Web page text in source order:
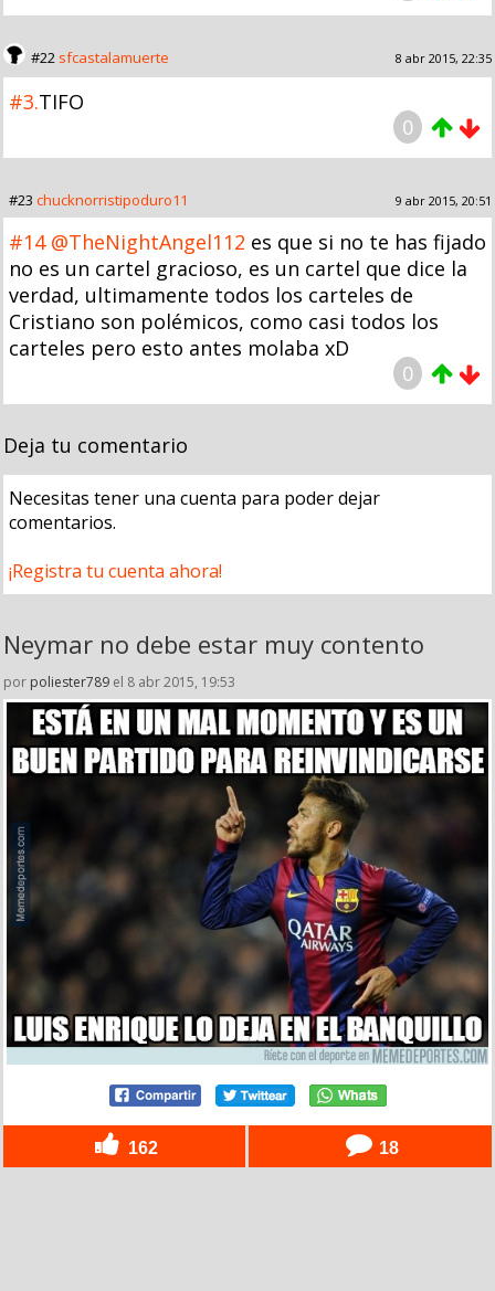
#22 sfcastalamuerte 8 abr 2015, 22:35
#3.TIFO
0
#23 chucknorristipoduro11 9 abr 2015, 20:51
#14 @TheNightAngel112 es que si no te has fijado
no es un cartel gracioso, es un cartel que dice la
verdad, ultimamente todos los carteles de
Cristiano son polémicos, como casi todos los
carteles pero esto antes molaba xD
0
Deja tu comentario
Necesitas tener una cuenta para poder dejar
comentarios.
¡Registra tu cuenta ahora!
Neymar no debe estar muy contento
por poliester789 el 8 abr 2015, 19:53
162 18